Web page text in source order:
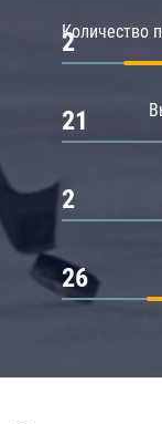
Количество
2
21
2
26